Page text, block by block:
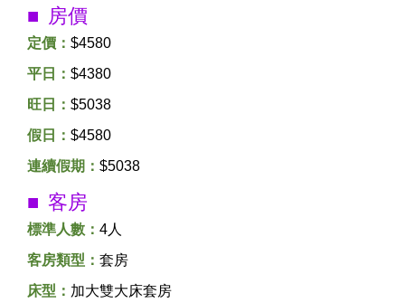
房價
定價： $4580
平日： $4380
旺日： $5038
假日： $4580
連續假期： $5038
客房
標準人數： 4人
客房類型： 套房
床型： 加大雙大床套房